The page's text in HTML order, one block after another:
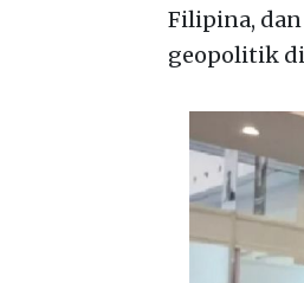
Filipina,
geopolitik